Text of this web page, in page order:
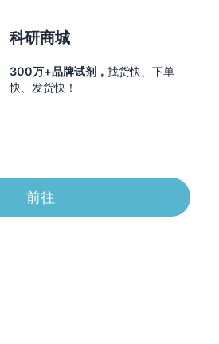
科研商城
300万+品牌试剂，找货快、下单
快、发货快！
前往